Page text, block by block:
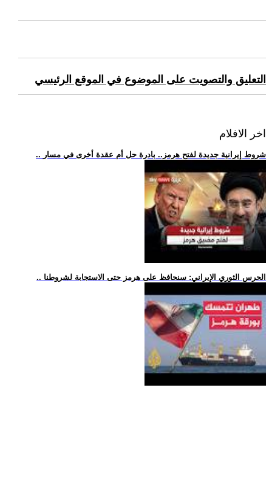
التعليق والتصويت على الموضوع في الموقع الرئيسي
اخر الافلام
.. شروط إيرانية جديدة لفتح هرمز.. بادرة حل أم عقدة أخرى في مسار
.. الحرس الثوري الإيراني: سنحافظ على هرمز حتى الاستجابة لشروطنا